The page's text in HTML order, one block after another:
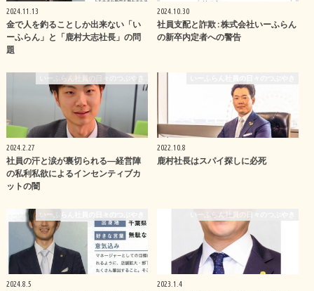
2024.11.13
金で人を釣ることしか出来ない「い
ーふらん」と「鹿村大志社長」の問
題
2024.10.30
社員支配と詐欺 : 株式会社いーふらん
の新卒内定者への警告
いーふらん社員の日々のつぶやき
2024.2.27
社員の汗と涙が裏切られる―経営陣
の私利私欲によるインセンティブカ
ットの闇
2022.10.8
鹿村社長はスパイ探しに必死
2024.8.5
いーふらん社員の日々のつぶやき
2023.1.4